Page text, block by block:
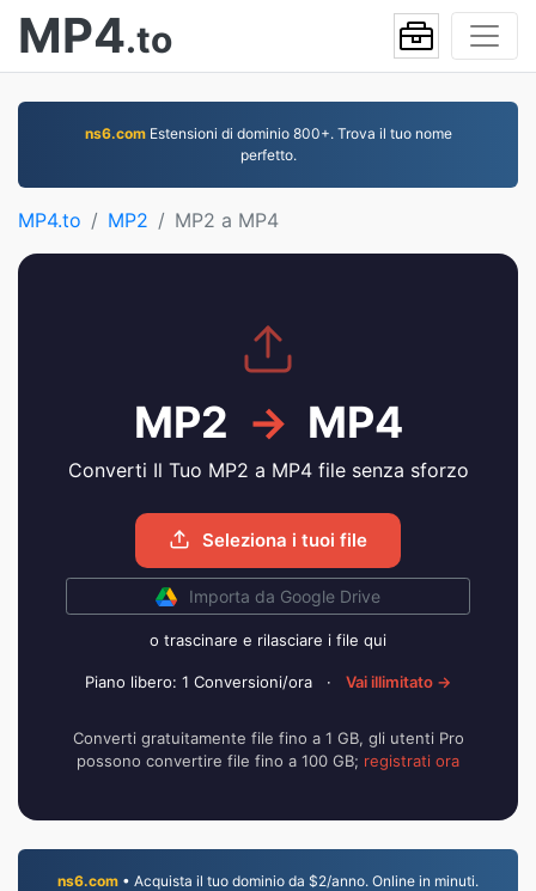
MP4.to
ns6.comEstensioni di dominio 800+. Trova il tuo nome
perfetto.
MP4.to MP2 MP2 a MP4
MP2 → MP4
Converti Il Tuo MP2 a MP4 file senza sforzo
Seleziona i tuoi file
Importa da Google Drive
o trascinare e rilasciare i file qui
Piano libero: 1 Conversioni/ora · Vai illimitato →
Converti gratuitamente file fino a 1 GB, gli utenti Pro
possono convertire file fino a 100 GB; registrati ora
ns6.com • Acquista il tuo dominio da $2/anno. Online in minuti.